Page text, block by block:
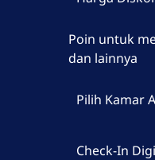
Poin untuk
dan lainnya
Pilih Kamar
Check-In